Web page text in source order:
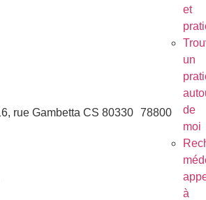
et
un
de
moi
à
rue Gambetta CS 80330 78800